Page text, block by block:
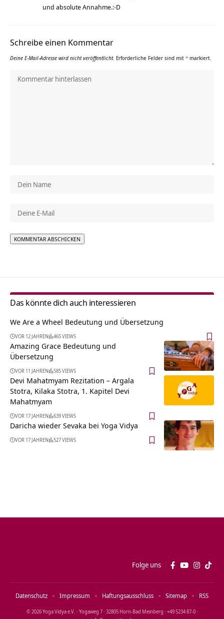
und absolute Annahme.:-D
Schreibe einen Kommentar
Deine E-Mail-Adresse wird nicht veröffentlicht. Erforderliche Felder sind mit * markiert.
Das könnte dich auch interessieren
We Are a Wheel Bedeutung und Übersetzung
VOR 12 JAHREN 465 VIEWS
Amazing Grace Bedeutung und
Übersetzung
VOR 11 JAHREN 585 VIEWS
Devi Mahatmyam Rezitation – Argala
Stotra, Kilaka Stotra, 1. Kapitel Devi
Mahatmyam
VOR 17 JAHREN 639 VIEWS
Daricha wieder Sevaka bei Yoga Vidya
VOR 17 JAHREN 527 VIEWS
Folge uns
© 2026 Yoga Vidya e.V. · Yogaweg 7 · 32805 Horn‑Bad Meinberg · +49 5234 87‑0 ·
Datenschutz Impressum Haftungsausschluss Sitemap RSS